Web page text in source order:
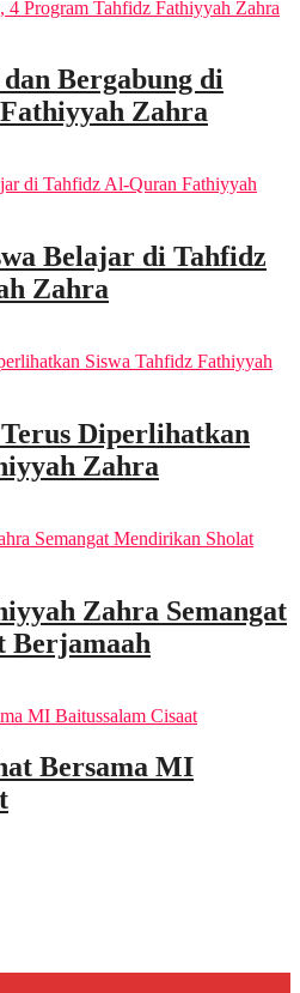
Bergabung di
Zahra
Belajar di Tahfidz
Zahra
Diperlihatkan
Zahra
Zahra Semangat
Berjamaah
Bersama MI